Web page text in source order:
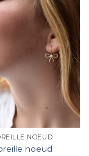
NOEUD
noeud